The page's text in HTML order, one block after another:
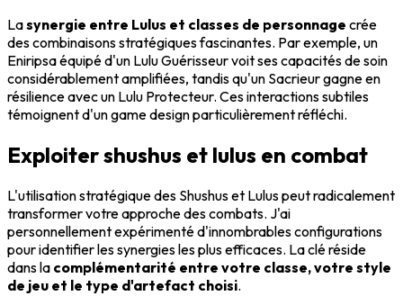
Lasynergie entre Lulus et classes de personnage crée
des combinaisons stratégiques fascinantes. Par exemple, un
Eniripsa équipé d'un Lulu Guérisseur voit ses capacités de soin
considérablement amplifiées, tandis qu'un Sacrieur gagne en
résilience avec un Lulu Protecteur. Ces interactions subtiles
témoignent d'un game design particulièrement réfléchi.
Exploiter shushus et lulus en combat
L'utilisation stratégique des Shushus et Lulus peut radicalement
transformer votre approche des combats. J'ai
personnellement expérimenté d'innombrables configurations
pour identifier les synergies les plus efficaces. La clé réside
dans la complémentarité entre votre classe, votre style
de jeu et le type d'artefact choisi.